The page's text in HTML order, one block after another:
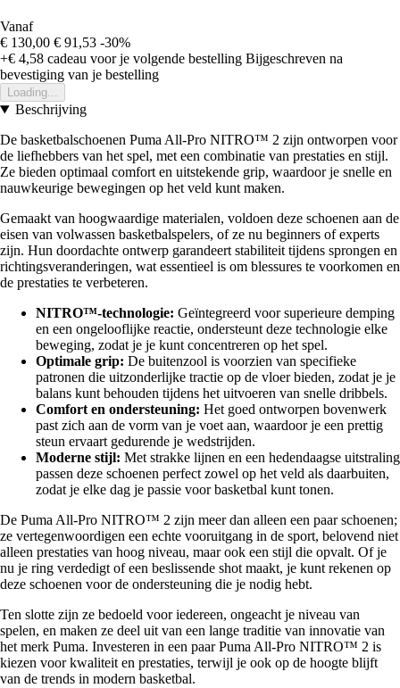
Vanaf
€ 130,00 € 91,53 -30%
+€ 4,58 cadeau voor je volgende bestelling Bijgeschreven na
bevestiging van je bestelling
Loading...
Beschrijving
De basketbalschoenen Puma All-Pro NITRO™ 2 zijn ontworpen voor
de liefhebbers van het spel, met een combinatie van prestaties en stijl.
Ze bieden optimaal comfort en uitstekende grip, waardoor je snelle en
nauwkeurige bewegingen op het veld kunt maken.
Gemaakt van hoogwaardige materialen, voldoen deze schoenen aan de
eisen van volwassen basketbalspelers, of ze nu beginners of experts
zijn. Hun doordachte ontwerp garandeert stabiliteit tijdens sprongen en
richtingsveranderingen, wat essentieel is om blessures te voorkomen en
de prestaties te verbeteren.
NITRO™-technologie: Geïntegreerd voor superieure demping
en een ongelooflijke reactie, ondersteunt deze technologie elke
beweging, zodat je je kunt concentreren op het spel.
Optimale grip: De buitenzool is voorzien van specifieke
patronen die uitzonderlijke tractie op de vloer bieden, zodat je je
balans kunt behouden tijdens het uitvoeren van snelle dribbels.
Comfort en ondersteuning: Het goed ontworpen bovenwerk
past zich aan de vorm van je voet aan, waardoor je een prettig
steun ervaart gedurende je wedstrijden.
Moderne stijl: Met strakke lijnen en een hedendaagse uitstraling
passen deze schoenen perfect zowel op het veld als daarbuiten,
zodat je elke dag je passie voor basketbal kunt tonen.
De Puma All-Pro NITRO™ 2 zijn meer dan alleen een paar schoenen;
ze vertegenwoordigen een echte vooruitgang in de sport, belovend niet
alleen prestaties van hoog niveau, maar ook een stijl die opvalt. Of je
nu je ring verdedigt of een beslissende shot maakt, je kunt rekenen op
deze schoenen voor de ondersteuning die je nodig hebt.
Ten slotte zijn ze bedoeld voor iedereen, ongeacht je niveau van
spelen, en maken ze deel uit van een lange traditie van innovatie van
het merk Puma. Investeren in een paar Puma All-Pro NITRO™ 2 is
kiezen voor kwaliteit en prestaties, terwijl je ook op de hoogte blijft
van de trends in modern basketbal.